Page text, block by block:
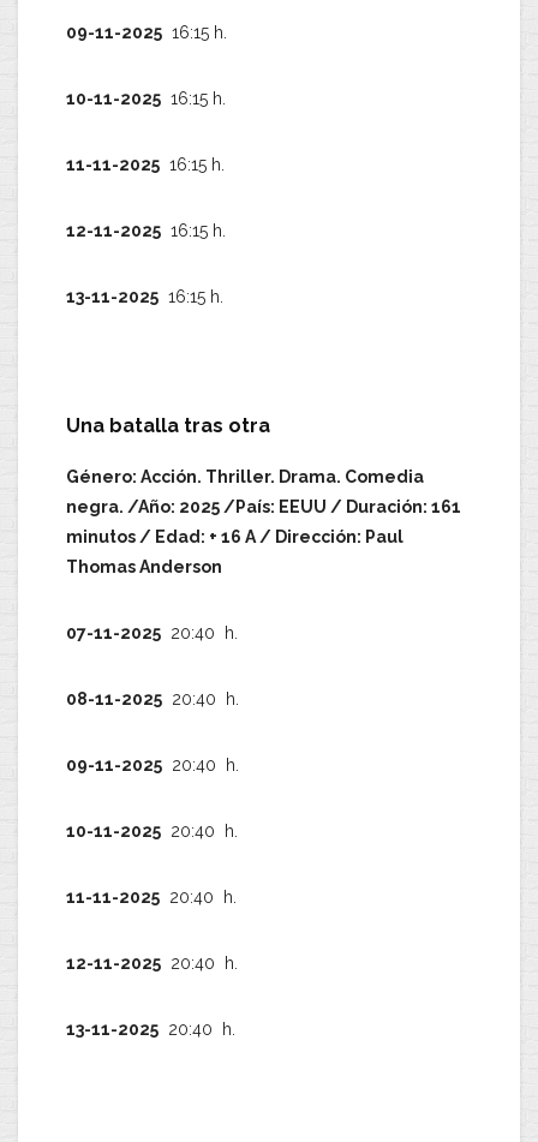
09-11-2025 16:15 h.
10-11-2025 16:15 h.
11-11-2025 16:15 h.
12-11-2025 16:15 h.
13-11-2025 16:15 h.
Una batalla tras otra
Género: Acción. Thriller. Drama. Comedia
negra. /Año: 2025 /País: EEUU / Duración: 161
minutos / Edad: + 16 A / Dirección: Paul
Thomas Anderson
07-11-2025 20:40 h.
08-11-2025 20:40 h.
09-11-2025 20:40 h.
10-11-2025 20:40 h.
11-11-2025 20:40 h.
12-11-2025 20:40 h.
13-11-2025 20:40 h.